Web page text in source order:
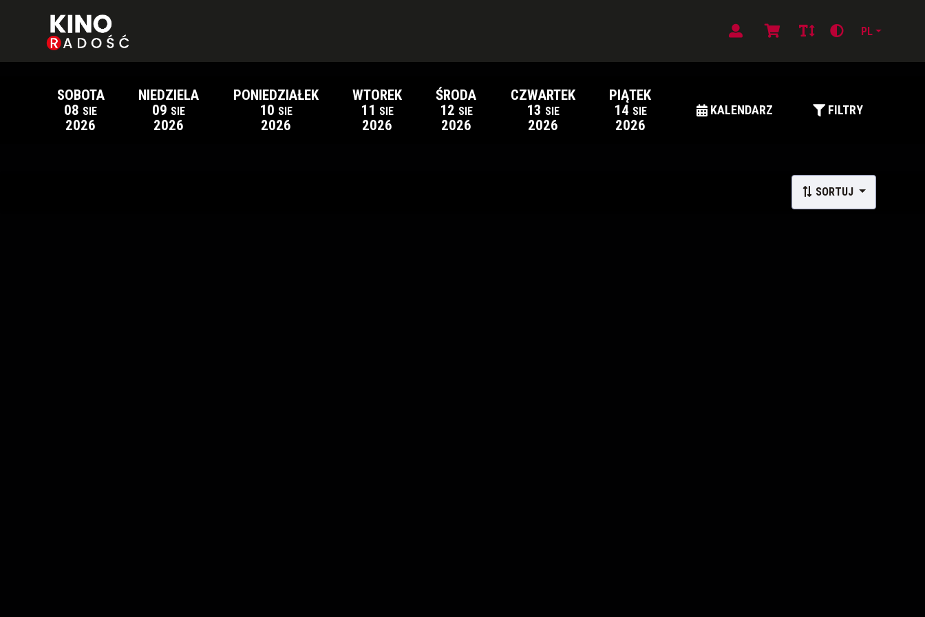
PL
SOBOTA
08 SIE
2026
NIEDZIELA
09 SIE
2026
PONIEDZIAŁEK
10 SIE
2026
WTOREK
11 SIE
2026
ŚRODA
12 SIE
2026
CZWARTEK
13 SIE
2026
PIĄTEK
14 SIE
2026
KALENDARZ FILTRY
SORTUJ